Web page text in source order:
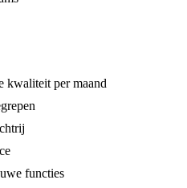
kwaliteit per maand
functies